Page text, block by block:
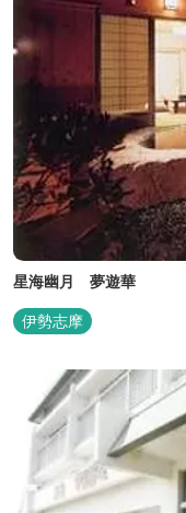
星海幽月 夢遊華
伊勢志摩